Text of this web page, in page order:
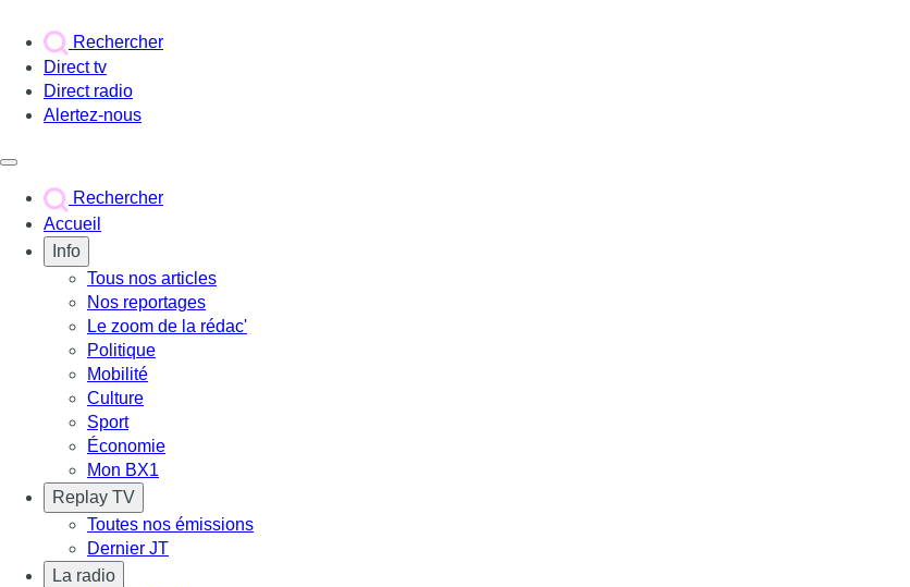
Rechercher
Direct tv
Direct radio
Alertez-nous
Rechercher
Accueil
Info
Tous nos articles
Nos reportages
Le zoom de la rédac'
Politique
Mobilité
Culture
Sport
Économie
Mon BX1
Replay TV
Toutes nos émissions
Dernier JT
La radio